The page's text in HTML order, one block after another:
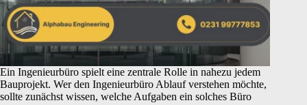
Ein Ingenieurbüro spielt eine zentrale Rolle in nahezu jedem
Bauprojekt. Wer den Ingenieurbüro Ablauf verstehen möchte,
sollte zunächst wissen, welche Aufgaben ein solches Büro